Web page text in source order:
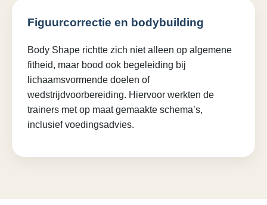
Figuurcorrectie en bodybuilding
Body Shape richtte zich niet alleen op algemene
fitheid, maar bood ook begeleiding bij
lichaamsvormende doelen of
wedstrijdvoorbereiding. Hiervoor werkten de
trainers met op maat gemaakte schema’s,
inclusief voedingsadvies.